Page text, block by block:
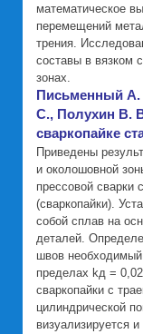
математическое
перемещений
трения.
составы в вязком
зонах.
Письменный
С., Полухин В.
сваркопайке
Приведены
и околошовной
прессовой
(сваркопайки).
собой сплав на
деталей.
швов
пределах kд =
сваркопайки с
цилиндрической
визуализируется